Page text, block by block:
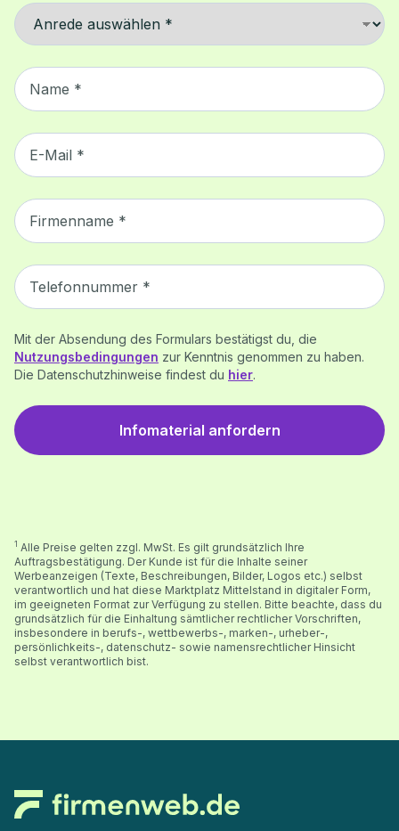
Kontaktformular für Clever-
Anrede *
Name *
E-Mail *
Firmenname *
Telefonnummer *
Mit der Absendung des Formulars bestätigst du, die
Nutzungsbedingungen zur Kenntnis genommen zu haben.
Die Datenschutzhinweise findest du hier.
Infomaterial anfordern
1 Alle Preise gelten zzgl. MwSt. Es gilt grundsätzlich Ihre
Auftragsbestätigung. Der Kunde ist für die Inhalte seiner
Werbeanzeigen (Texte, Beschreibungen, Bilder, Logos etc.) selbst
verantwortlich und hat diese Marktplatz Mittelstand in digitaler Form,
im geeigneten Format zur Verfügung zu stellen. Bitte beachte, dass du
grundsätzlich für die Einhaltung sämtlicher rechtlicher Vorschriften,
insbesondere in berufs-, wettbewerbs-, marken-, urheber-,
persönlichkeits-, datenschutz- sowie namensrechtlicher Hinsicht
selbst verantwortlich bist.